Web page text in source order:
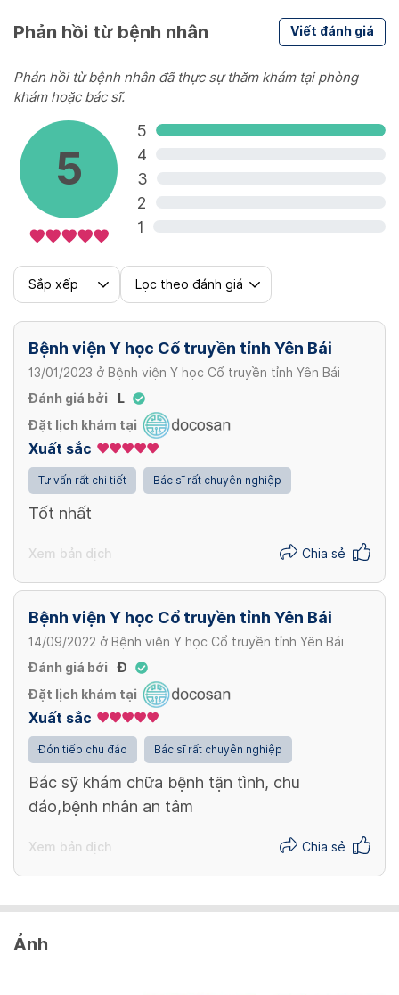
Phản hồi từ bệnh nhân Viết đánh giá
Phản hồi từ bệnh nhân đã thực sự thăm khám tại phòng
khám hoặc bác sĩ.
5
5
4
3
2
1
Sắp xếp Lọc theo đánh giá
Bệnh viện Y học Cổ truyền tỉnh Yên Bái
13/01/2023 ở Bệnh viện Y học Cổ truyền tỉnh Yên Bái
Đánh giá bởi
L
Đặt lịch khám tại
Xuất sắc
Tư vấn rất chi tiết Bác sĩ rất chuyên nghiệp
Tốt nhất
Xem bản dịch Chia sẻ
Bệnh viện Y học Cổ truyền tỉnh Yên Bái
14/09/2022 ở Bệnh viện Y học Cổ truyền tỉnh Yên Bái
Đánh giá bởi
Đ
Đặt lịch khám tại
Xuất sắc
Đón tiếp chu đáo Bác sĩ rất chuyên nghiệp
Bác sỹ khám chữa bệnh tận tình, chu
đáo,bệnh nhân an tâm
Xem bản dịch Chia sẻ
Ảnh